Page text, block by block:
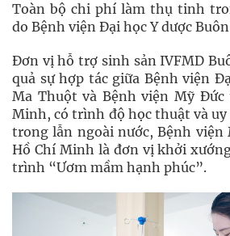
Toàn bộ chi phí làm thụ tinh
do Bệnh viện Đại học Y dược
Đơn vị hỗ trợ sinh sản IVFMD
quả sự hợp tác giữa Bệnh viện
Ma Thuột và Bệnh viện Mỹ
Minh, có trình độ học thuật và
trong lẫn ngoài nước, Bệnh viện
Hồ Chí Minh là đơn vị khởi
trình “Ươm mầm hạnh phúc”.